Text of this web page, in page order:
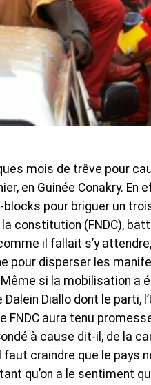
mois de trêve pour
en Guinée Conakry.
blocks pour briguer un
constitution (FNDC),
il fallait s’y
pour disperser les
si la mobilisation a
Diallo dont le parti,
FNDC aura tenu
à cause dit-il, de la
faut craindre que le pays
qu’on a le sentiment